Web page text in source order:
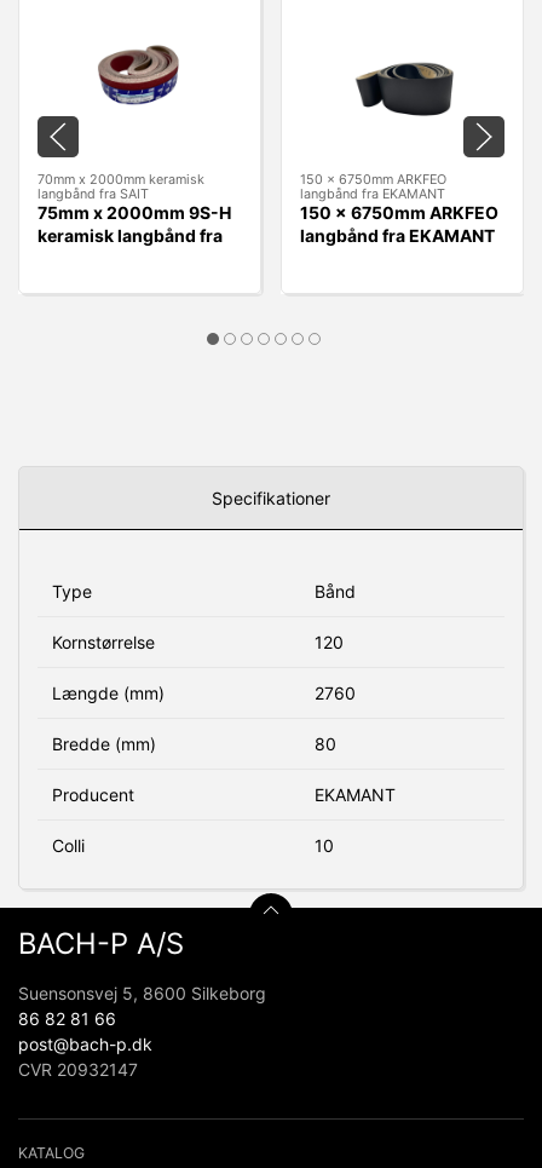
70mm x 2000mm keramisk
langbånd fra SAIT
75mm x 2000mm 9S-H
keramisk langbånd fra
150 x 6750mm ARKFEO
langbånd fra EKAMANT
150 x 6750mm ARKFEO
langbånd fra EKAMANT
Specifikationer
Type Bånd
Kornstørrelse 120
Længde (mm) 2760
Bredde (mm) 80
Producent EKAMANT
Colli 10
BACH-P A/S
Suensonsvej 5, 8600 Silkeborg
86 82 81 66
post@bach-p.dk
CVR 20932147
KATALOG